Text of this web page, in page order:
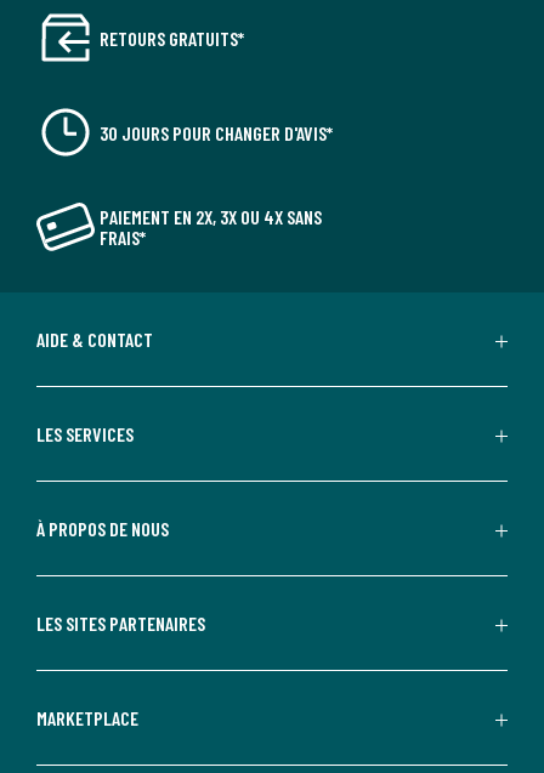
RETOURS GRATUITS*
30 JOURS POUR CHANGER D'AVIS*
PAIEMENT EN 2X, 3X OU 4X SANS
FRAIS*
AIDE & CONTACT
LES SERVICES
À PROPOS DE NOUS
LES SITES PARTENAIRES
MARKETPLACE